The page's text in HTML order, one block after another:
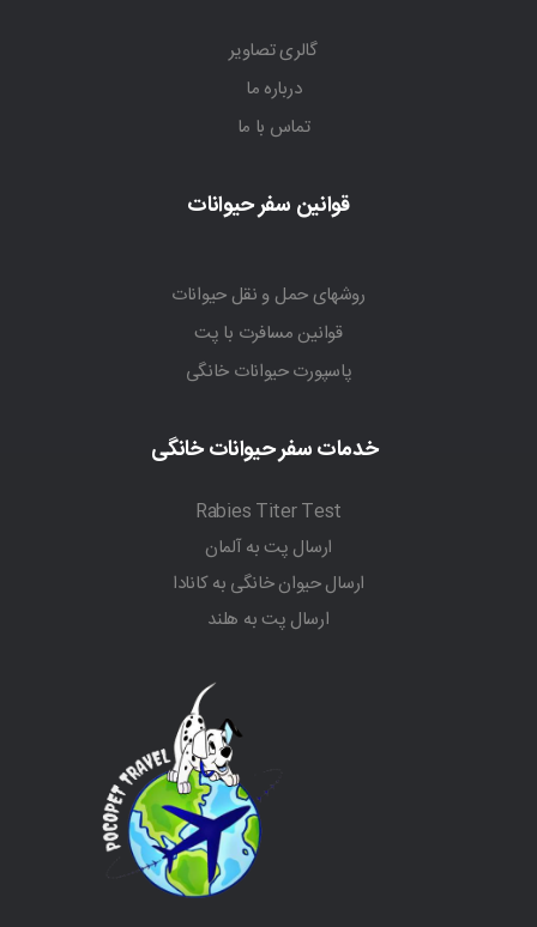
گالری تصاویر
درباره ما
تماس با ما
قوانین سفر حیوانات
روشهای حمل و نقل حیوانات
قوانین مسافرت با پت
پاسپورت حیوانات خانگی
خدمات سفر حیوانات خانگی
Rabies Titer Test
ارسال پت به آلمان
ارسال حیوان خانگی به کانادا
ارسال پت به هلند